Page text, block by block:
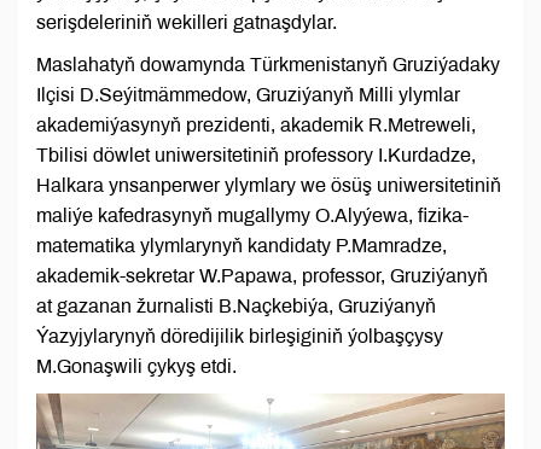
serişdeleriniň wekilleri gatnaşdylar.
Maslahatyň dowamynda Türkmenistanyň Gruziýadaky
Ilçisi D.Seýitmämmedow, Gruziýanyň Milli ylymlar
akademiýasynyň prezidenti, akademik R.Metreweli,
Tbilisi döwlet uniwersitetiniň professory I.Kurdadze,
Halkara ynsanperwer ylymlary we ösüş uniwersitetiniň
maliýe kafedrasynyň mugallymy O.Alyýewa, fizika-
matematika ylymlarynyň kandidaty P.Mamradze,
akademik-sekretar W.Papawa, professor, Gruziýanyň
at gazanan žurnalisti B.Naçkebiýa, Gruziýanyň
Ýazyjylarynyň döredijilik birleşiginiň ýolbaşçysy
M.Gonaşwili çykyş etdi.